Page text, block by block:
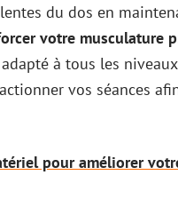
du dos en
votre musculature
adapté à tous les
vos séances
pour améliorer